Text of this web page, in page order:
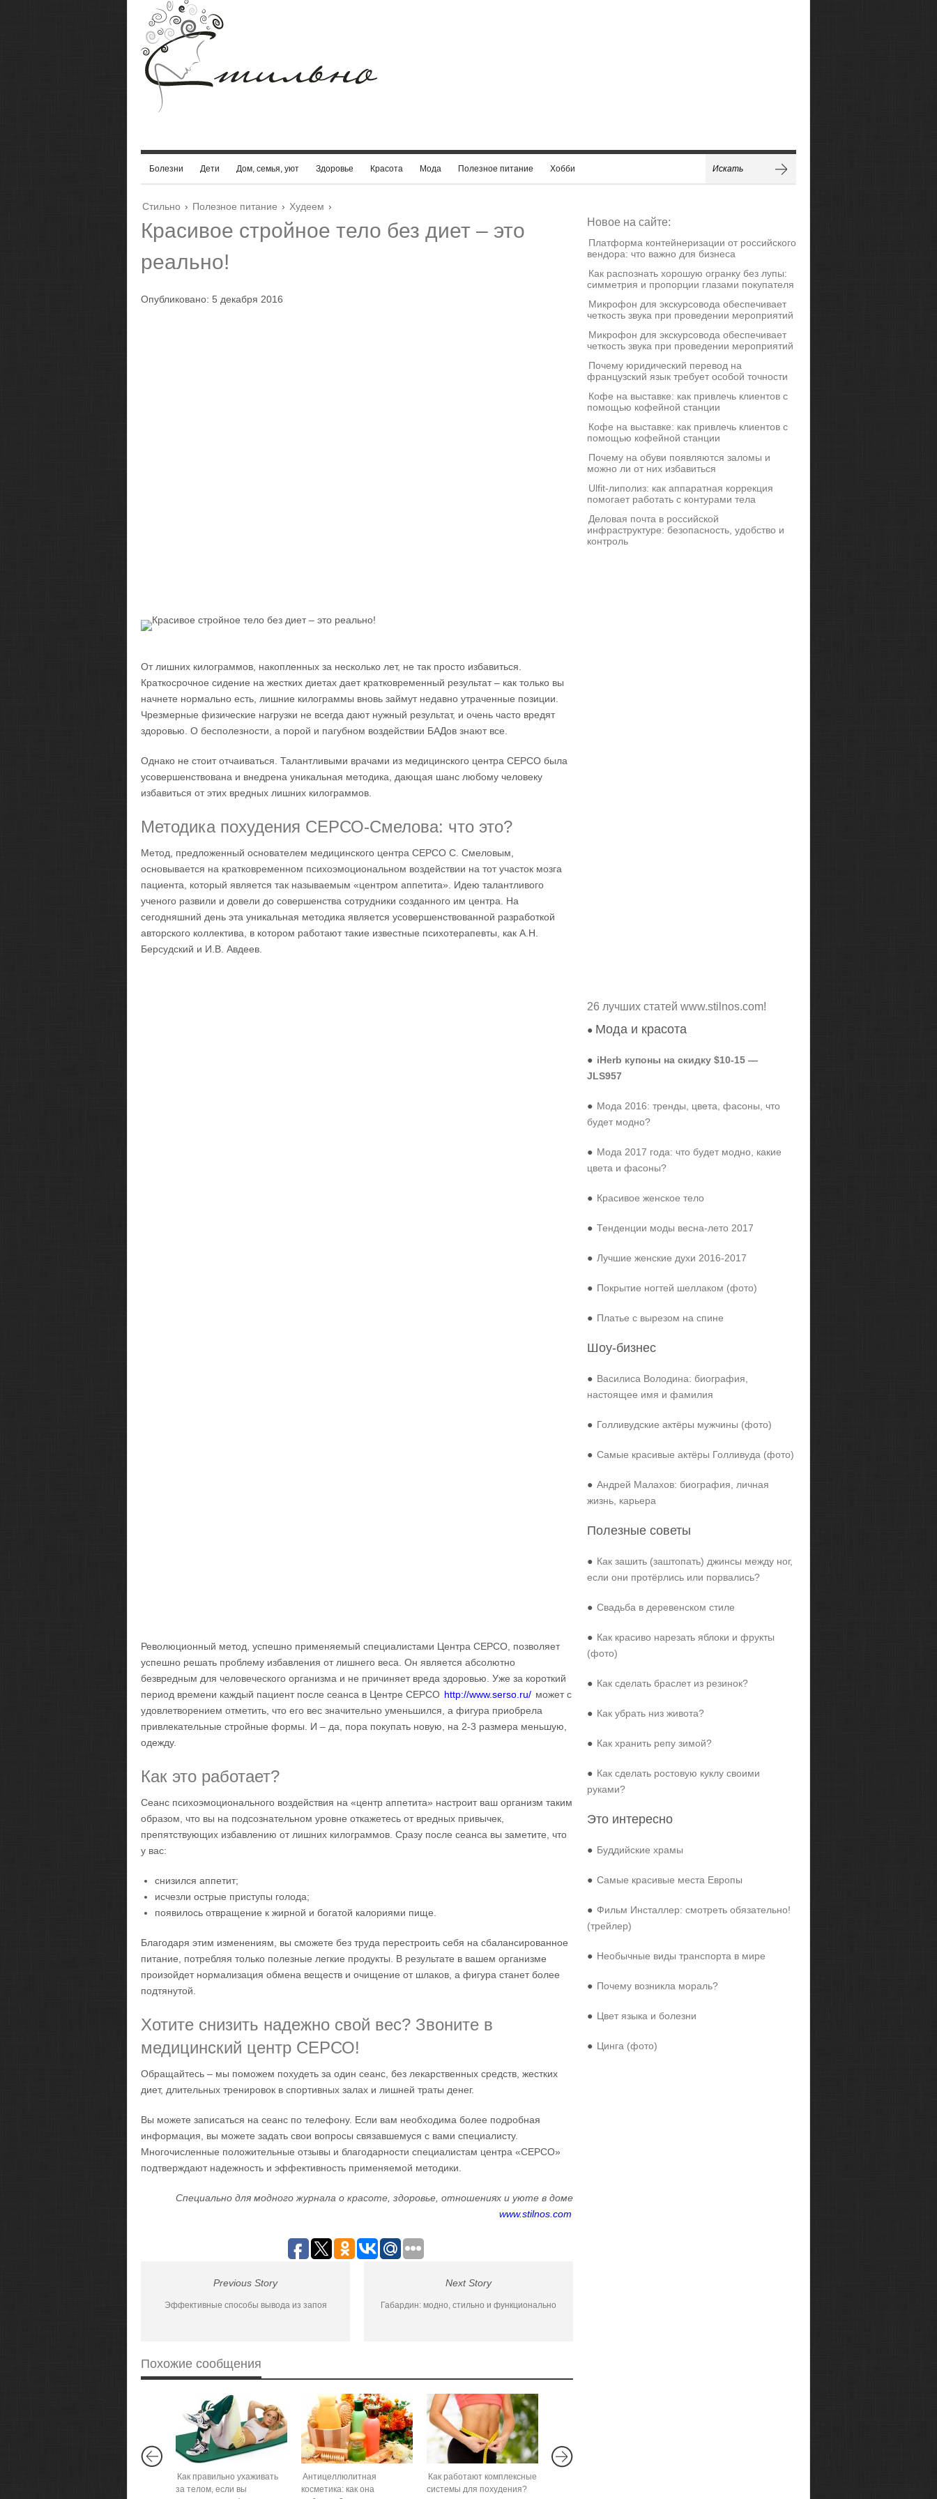
Болезни Дети Дом, семья, уют Здоровье Красота Мода Полезное питание Хобби
Стильно › Полезное питание › Худеем ›
Красивое стройное тело без диет – это
реально!
Опубликовано: 5 декабря 2016
От лишних килограммов, накопленных за несколько лет, не так просто избавиться.
Краткосрочное сидение на жестких диетах дает кратковременный результат – как только вы
начнете нормально есть, лишние килограммы вновь займут недавно утраченные позиции.
Чрезмерные физические нагрузки не всегда дают нужный результат, и очень часто вредят
здоровью. О бесполезности, а порой и пагубном воздействии БАДов знают все.
Однако не стоит отчаиваться. Талантливыми врачами из медицинского центра СЕРСО была
усовершенствована и внедрена уникальная методика, дающая шанс любому человеку
избавиться от этих вредных лишних килограммов.
Методика похудения СЕРСО-Смелова: что это?
Метод, предложенный основателем медицинского центра СЕРСО С. Смеловым,
основывается на кратковременном психоэмоциональном воздействии на тот участок мозга
пациента, который является так называемым «центром аппетита». Идею талантливого
ученого развили и довели до совершенства сотрудники созданного им центра. На
сегодняшний день эта уникальная методика является усовершенствованной разработкой
авторского коллектива, в котором работают такие известные психотерапевты, как А.Н.
Берсудский и И.В. Авдеев.
Революционный метод, успешно применяемый специалистами Центра СЕРСО, позволяет
успешно решать проблему избавления от лишнего веса. Он является абсолютно
безвредным для человеческого организма и не причиняет вреда здоровью. Уже за короткий
период времени каждый пациент после сеанса в Центре СЕРСО http://www.serso.ru/ может с
удовлетворением отметить, что его вес значительно уменьшился, а фигура приобрела
привлекательные стройные формы. И – да, пора покупать новую, на 2-3 размера меньшую,
одежду.
Как это работает?
Сеанс психоэмоционального воздействия на «центр аппетита» настроит ваш организм таким
образом, что вы на подсознательном уровне откажетесь от вредных привычек,
препятствующих избавлению от лишних килограммов. Сразу после сеанса вы заметите, что
у вас:
снизился аппетит;
исчезли острые приступы голода;
появилось отвращение к жирной и богатой калориями пище.
Благодаря этим изменениям, вы сможете без труда перестроить себя на сбалансированное
питание, потребляя только полезные легкие продукты. В результате в вашем организме
произойдет нормализация обмена веществ и очищение от шлаков, а фигура станет более
подтянутой.
Хотите снизить надежно свой вес? Звоните в
медицинский центр СЕРСО!
Обращайтесь – мы поможем похудеть за один сеанс, без лекарственных средств, жестких
диет, длительных тренировок в спортивных залах и лишней траты денег.
Вы можете записаться на сеанс по телефону. Если вам необходима более подробная
информация, вы можете задать свои вопросы связавшемуся с вами специалисту.
Многочисленные положительные отзывы и благодарности специалистам центра «СЕРСО»
подтверждают надежность и эффективность применяемой методики.
Специально для модного журнала о красоте, здоровье, отношениях и уюте в доме
www.stilnos.com
Previous Story
Эффективные способы вывода из запоя
Next Story
Габардин: модно, стильно и функционально
Похожие сообщения
Как правильно ухаживать
за телом, если вы
Антицеллюлитная
косметика: как она
Как работают комплексные
системы для похудения?
Новое на сайте:
Платформа контейнеризации от российского
вендора: что важно для бизнеса
Как распознать хорошую огранку без лупы:
симметрия и пропорции глазами покупателя
Микрофон для экскурсовода обеспечивает
четкость звука при проведении мероприятий
Микрофон для экскурсовода обеспечивает
четкость звука при проведении мероприятий
Почему юридический перевод на
французский язык требует особой точности
Кофе на выставке: как привлечь клиентов с
помощью кофейной станции
Кофе на выставке: как привлечь клиентов с
помощью кофейной станции
Почему на обуви появляются заломы и
можно ли от них избавиться
Ulfit-липолиз: как аппаратная коррекция
помогает работать с контурами тела
Деловая почта в российской
инфраструктуре: безопасность, удобство и
контроль
26 лучших статей www.stilnos.com!
● Мода и красота
● iHerb купоны на скидку $10-15 —
JLS957
● Мода 2016: тренды, цвета, фасоны, что
будет модно?
● Мода 2017 года: что будет модно, какие
цвета и фасоны?
● Красивое женское тело
● Тенденции моды весна-лето 2017
● Лучшие женские духи 2016-2017
● Покрытие ногтей шеллаком (фото)
● Платье с вырезом на спине
Шоу-бизнес
● Василиса Володина: биография,
настоящее имя и фамилия
● Голливудские актёры мужчины (фото)
● Самые красивые актёры Голливуда (фото)
● Андрей Малахов: биография, личная
жизнь, карьера
Полезные советы
● Как зашить (заштопать) джинсы между ног,
если они протёрлись или порвались?
● Свадьба в деревенском стиле
● Как красиво нарезать яблоки и фрукты
(фото)
● Как сделать браслет из резинок?
● Как убрать низ живота?
● Как хранить репу зимой?
● Как сделать ростовую куклу своими
руками?
Это интересно
● Буддийские храмы
● Самые красивые места Европы
● Фильм Инсталлер: смотреть обязательно!
(трейлер)
● Необычные виды транспорта в мире
● Почему возникла мораль?
● Цвет языка и болезни
● Цинга (фото)